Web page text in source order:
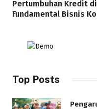
Pertumbuhan Kredit
Fundamental Bisnis
Top Posts